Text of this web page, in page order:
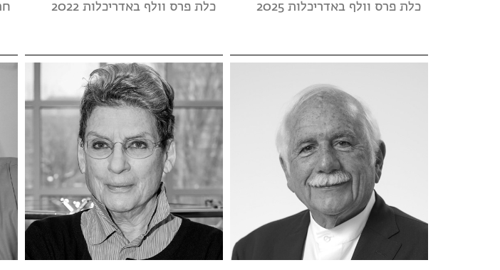
כלת פרס וולף באדריכלות 2025 כלת פרס וולף באדריכלות 2022